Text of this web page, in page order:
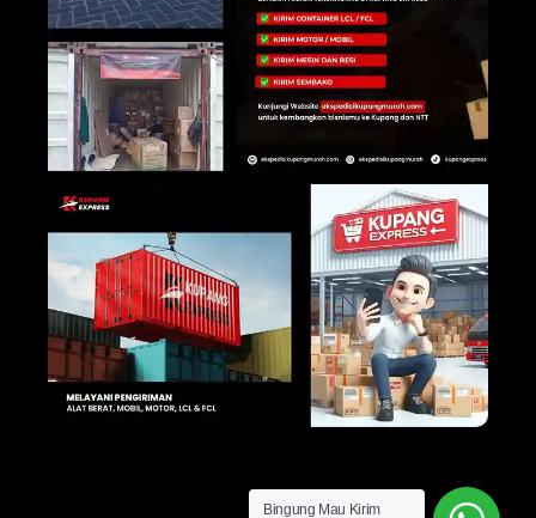
Bingung Mau Kirim